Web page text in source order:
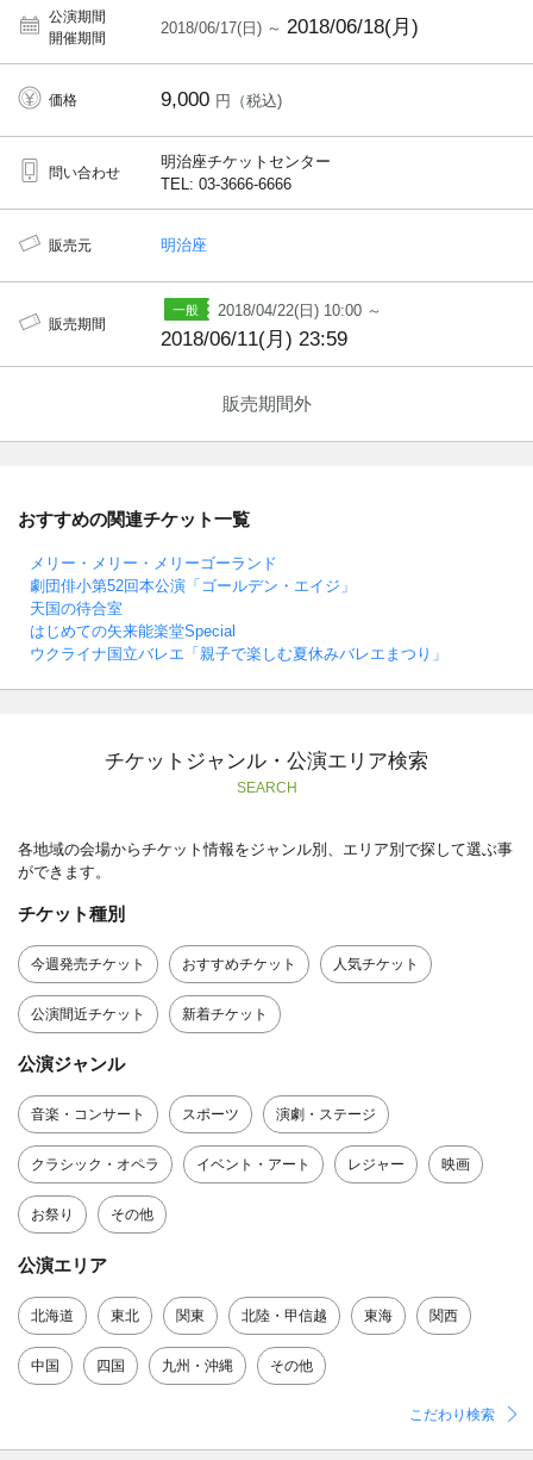
公演期間
開催期間
2018/06/17(日) ～ 2018/06/18(月)
価格 9,000 円（税込)
問い合わせ
明治座チケットセンター
TEL: 03-3666-6666
販売元 明治座
販売期間
2018/04/22(日) 10:00 ～
2018/06/11(月) 23:59
販売期間外
おすすめの関連チケット一覧
メリー・メリー・メリーゴーランド
劇団俳小第52回本公演「ゴールデン・エイジ」
天国の待合室
はじめての矢来能楽堂Special
ウクライナ国立バレエ「親子で楽しむ夏休みバレエまつり」
チケットジャンル・公演エリア検索
SEARCH
各地域の会場からチケット情報をジャンル別、エリア別で探して選ぶ事
ができます。
チケット種別
今週発売チケット おすすめチケット 人気チケット
公演間近チケット 新着チケット
公演ジャンル
音楽・コンサート スポーツ 演劇・ステージ
クラシック・オペラ イベント・アート レジャー 映画
お祭り その他
公演エリア
北海道 東北 関東 北陸・甲信越 東海 関西
中国 四国 九州・沖縄 その他
こだわり検索